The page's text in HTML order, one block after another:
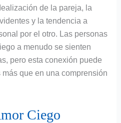
de la pareja, la
y la tendencia a
por el otro. Las personas
a menudo se sienten
pero esta conexión puede
que en una comprensión
Ciego